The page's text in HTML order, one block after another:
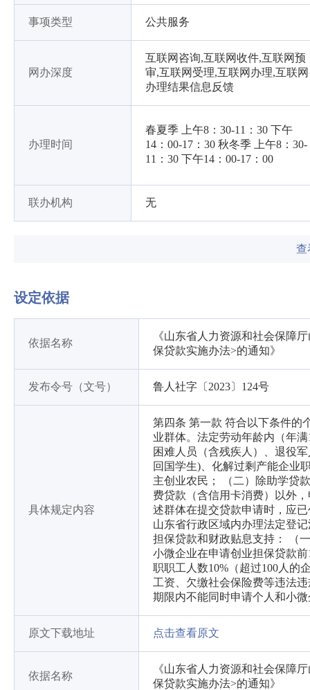
事项类型 公共服务
网办深度
互联网咨询,互联网收件,互联网预
审,互联网受理,互联网办理,互联网
办理结果信息反馈
办理时间
春夏季 上午8：30-11：30 下午
14：00-17：30 秋冬季 上午8：30-
11：30 下午14：00-17：00
联办机构 无
查
设定依据
依据名称
《山东省人力资源和社会保障
保贷款实施办法>的通知》
发布令号（文号） 鲁人社字〔2023〕124号
具体规定内容
第四条 第一款 符合以下条件的
业群体。法定劳动年龄内（年
困难人员（含残疾人）、退役
回国学生)、化解过剩产能企业
主创业农民； （二）除助学贷
费贷款（含信用卡消费）以外
述群体在提交贷款申请时，应
山东省行政区域内办理法定登
担保贷款和财政贴息支持： （
小微企业在申请创业担保贷款
职职工人数10%（超过100人的
工资、欠缴社会保险费等违法
期限内不能同时申请个人和小
原文下载地址 点击查看原文
依据名称
《山东省人力资源和社会保障
保贷款实施办法>的通知》